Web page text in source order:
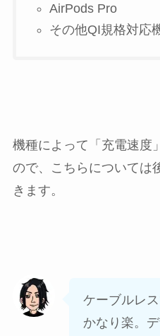
AirPods Pro
その他QI規格対応
機種によって「充電速度
ので、こちらについては
きます。
ケーブルレ
かなり楽。